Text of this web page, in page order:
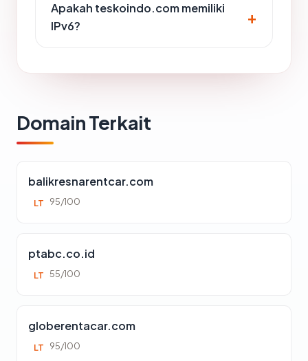
Apakah teskoindo.com memiliki
IPv6?
Domain Terkait
balikresnarentcar.com
LT 95/100
ptabc.co.id
LT 55/100
globerentacar.com
LT 95/100